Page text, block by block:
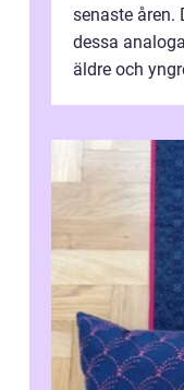
senaste åren.
dessa
äldre och